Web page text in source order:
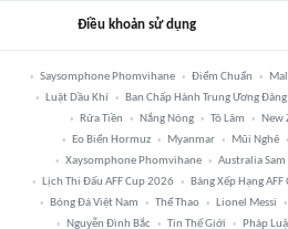
Điều khoản sử dụng
Saysomphone Phomvihane Điểm Chuẩn
Luật Dầu Khí
Ban Chấp Hành Trung Ương
Rửa Tiền
Nắng Nóng Tô Lâm New
Eo Biển Hormuz
Myanmar Mũi Nghê
Xaysomphone Phomvihane
Australia
Lịch Thi Đấu AFF Cup 2026
Bảng Xếp Hạng
Bóng Đá Việt Nam
Thể Thao Lionel Messi
Nguyễn Đình Bắc
Tin Thế Giới Pháp